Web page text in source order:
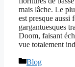
mais lâche. Le
est presque aussi
gargantuesques
Doom, faisant
vue totalement
Catégories
Blog